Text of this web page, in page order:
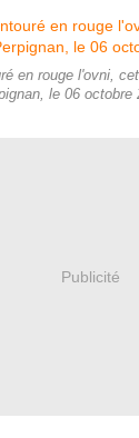
en rouge l'ovni,
le 06 octobre
Publicité